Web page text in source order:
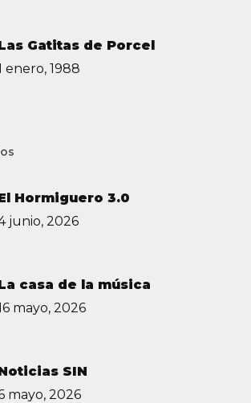
Gatitas de Porcel
enero, 1988
Hormiguero 3.0
junio, 2026
casa de la música
mayo, 2026
SIN
mayo, 2026